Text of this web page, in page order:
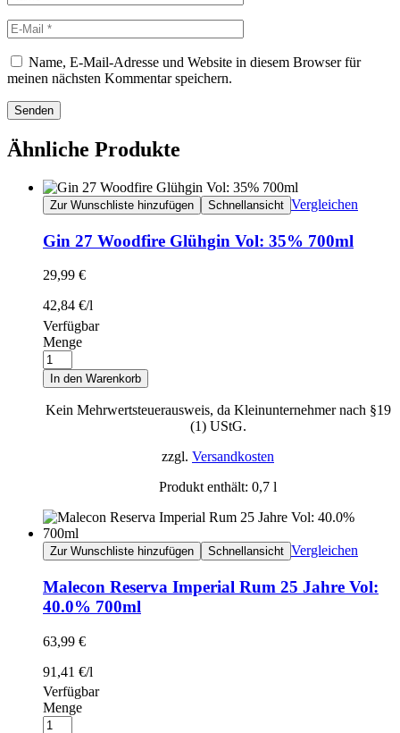
Name, E-Mail-Adresse und Website in diesem Browser für
meinen nächsten Kommentar speichern.
Senden
Ähnliche Produkte
Zur Wunschliste hinzufügen Schnellansicht Vergleichen
Gin 27 Woodfire Glühgin Vol: 35% 700ml
29,99 €
42,84 €/l
Verfügbar
Menge
In den Warenkorb
Kein Mehrwertsteuerausweis, da Kleinunternehmer nach §19
(1) UStG.
zzgl. Versandkosten
Produkt enthält: 0,7 l
Zur Wunschliste hinzufügen Schnellansicht Vergleichen
Malecon Reserva Imperial Rum 25 Jahre Vol:
40.0% 700ml
63,99 €
91,41 €/l
Verfügbar
Menge